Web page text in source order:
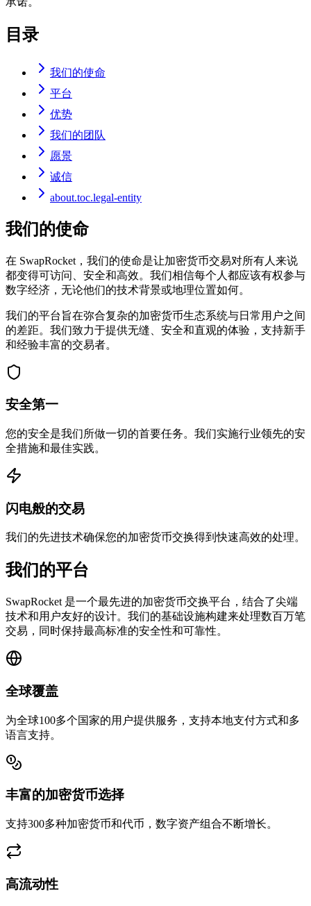
目录
我们的使命
平台
优势
我们的团队
愿景
诚信
about.toc.legal-entity
我们的使命
在 SwapRocket，我们的使命是让加密货币交易对所有人来说
都变得可访问、安全和高效。我们相信每个人都应该有权参与
数字经济，无论他们的技术背景或地理位置如何。
我们的平台旨在弥合复杂的加密货币生态系统与日常用户之间
的差距。我们致力于提供无缝、安全和直观的体验，支持新手
和经验丰富的交易者。
安全第一
您的安全是我们所做一切的首要任务。我们实施行业领先的安
全措施和最佳实践。
闪电般的交易
我们的先进技术确保您的加密货币交换得到快速高效的处理。
我们的平台
SwapRocket 是一个最先进的加密货币交换平台，结合了尖端
技术和用户友好的设计。我们的基础设施构建来处理数百万笔
交易，同时保持最高标准的安全性和可靠性。
全球覆盖
为全球100多个国家的用户提供服务，支持本地支付方式和多
语言支持。
丰富的加密货币选择
支持300多种加密货币和代币，数字资产组合不断增长。
高流动性